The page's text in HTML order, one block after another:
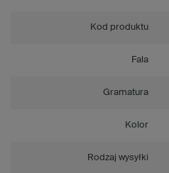
Kod produktu
Fala
Gramatura
Kolor
Rodzaj wysyłki